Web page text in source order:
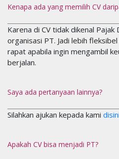
Kenapa ada yang memilih CV
Karena di CV tidak dikenal Pajak
organisasi PT. Jadi lebih
rapat apabila ingin mengambil
berjalan.
Saya ada pertanyaan lainnya?
Silahkan ajukan kepada kami disini
Apakah CV bisa menjadi PT?